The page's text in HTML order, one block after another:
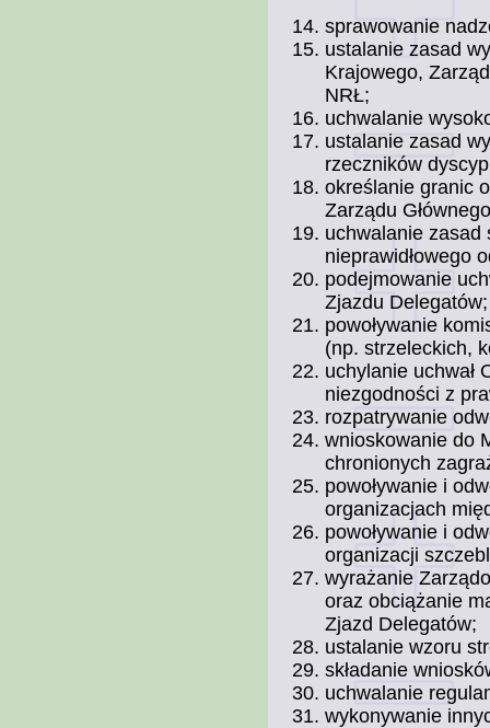
sprawowanie
ustalanie zasad
Krajowego,
NRŁ;
uchwalanie
ustalanie zasad
rzeczników
określanie granic
Zarządu
uchwalanie zasad
nieprawidłowego
podejmowanie
Zjazdu Delegatów;
powoływanie
(np. strzeleckich,
uchylanie uchwał
niezgodności z
rozpatrywanie
wnioskowanie do
chronionych
powoływanie i
organizacjach
powoływanie i
organizacji
wyrażanie
oraz obciążanie
Zjazd Delegatów;
ustalanie wzoru
składanie
uchwalanie
wykonywanie